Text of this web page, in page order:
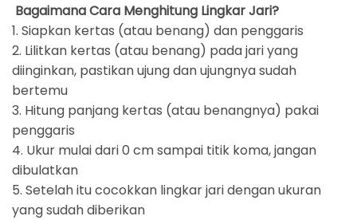
Bagaimana Cara Menghitung Lingkar Jari?
1. Siapkan kertas (atau benang) dan penggaris
2. Lilitkan kertas (atau benang) pada jari yang
diinginkan, pastikan ujung dan ujungnya sudah
bertemu
3. Hitung panjang kertas (atau benangnya) pakai
penggaris
4. Ukur mulai dari 0 cm sampai titik koma, jangan
dibulatkan
5. Setelah itu cocokkan lingkar jari dengan ukuran
yang sudah diberikan